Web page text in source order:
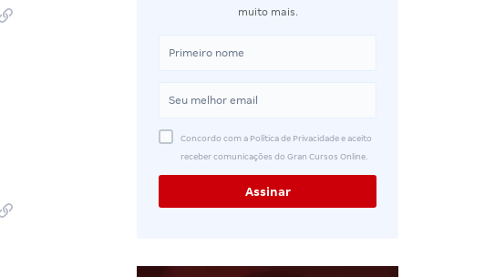
muito mais.
Concordo com a Política de Privacidade e aceito
receber comunicações do Gran Cursos Online.